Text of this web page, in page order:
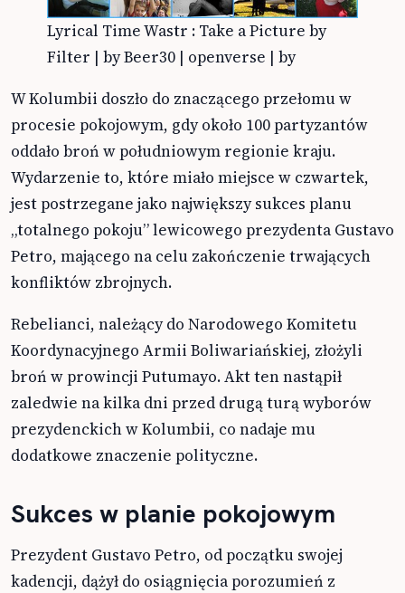
Lyrical Time Wastr : Take a Picture by
Filter | by Beer30 | openverse | by
W Kolumbii doszło do znaczącego przełomu w
procesie pokojowym, gdy około 100 partyzantów
oddało broń w południowym regionie kraju.
Wydarzenie to, które miało miejsce w czwartek,
jest postrzegane jako największy sukces planu
„totalnego pokoju” lewicowego prezydenta Gustavo
Petro, mającego na celu zakończenie trwających
konfliktów zbrojnych.
Rebelianci, należący do Narodowego Komitetu
Koordynacyjnego Armii Boliwariańskiej, złożyli
broń w prowincji Putumayo. Akt ten nastąpił
zaledwie na kilka dni przed drugą turą wyborów
prezydenckich w Kolumbii, co nadaje mu
dodatkowe znaczenie polityczne.
Sukces w planie pokojowym
Prezydent Gustavo Petro, od początku swojej
kadencji, dążył do osiągnięcia porozumień z